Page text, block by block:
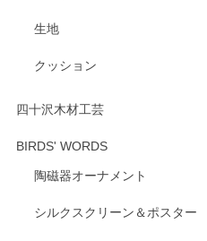
生地
クッション
四十沢木材工芸
BIRDS' WORDS
陶磁器オーナメント
シルクスクリーン＆ポスター